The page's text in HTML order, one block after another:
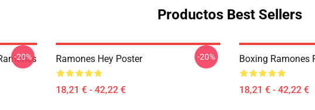
Productos Best Sellers
-20% Ramones Hey Poster
18,21 € - 42,22 €
-20% Boxing Ramones
18,21 € - 42,22 €